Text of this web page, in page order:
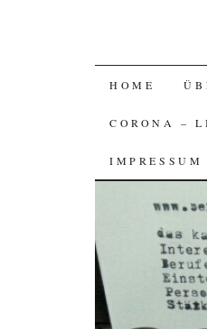
SKIP
TO
CONTENT
HOME
CORONA –
IMPRESSUM